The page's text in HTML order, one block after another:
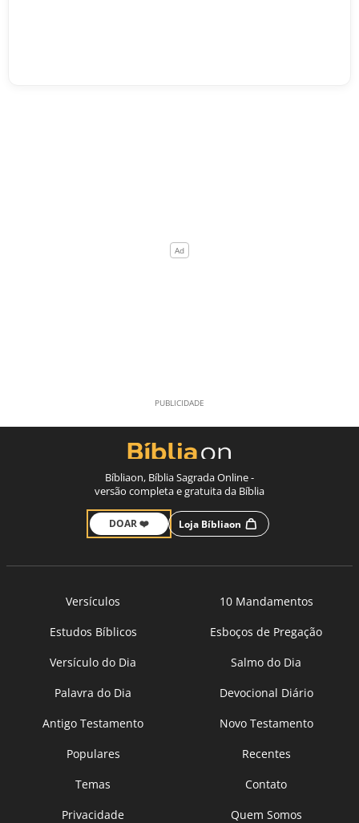
Bíbliaon, Bíblia Sagrada Online -
versão completa e gratuita da Bíblia
DOAR ❤️ Loja Bíbliaon
Versículos
10 Mandamentos
Estudos Bíblicos
Esboços de Pregação
Versículo do Dia
Salmo do Dia
Palavra do Dia
Devocional Diário
Antigo Testamento
Novo Testamento
Populares
Recentes
Temas
Contato
Privacidade
Quem Somos